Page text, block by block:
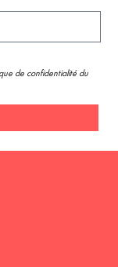
de confidentialité du